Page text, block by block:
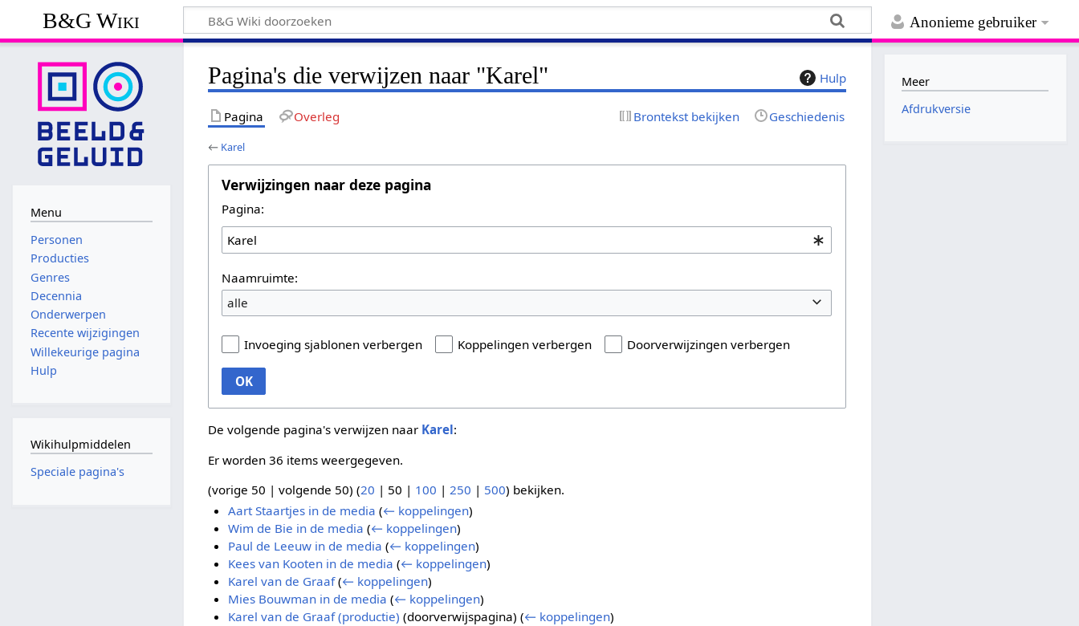
Anonieme gebruiker
B&G Wiki
Hulp
Pagina's die verwijzen naar "Karel"
Pagina Overleg Brontekst bekijken Geschiedenis
← Karel
Verwijzingen naar deze pagina
Pagina:
Naamruimte:
alle
Invoeging sjablonen verbergen Koppelingen verbergen Doorverwijzingen verbergen
OK
De volgende pagina's verwijzen naar Karel:
Er worden 36 items weergegeven.
(vorige 50 |volgende 50) (20 | 50 | 100 | 250 | 500) bekijken.
Aart Staartjes in de media (← koppelingen)
Wim de Bie in de media (← koppelingen)
Paul de Leeuw in de media (← koppelingen)
Kees van Kooten in de media (← koppelingen)
Karel van de Graaf (← koppelingen)
Mies Bouwman in de media (← koppelingen)
Karel van de Graaf (productie) (doorverwijspagina) (← koppelingen)
Menu
Personen
Producties
Genres
Decennia
Onderwerpen
Recente wijzigingen
Willekeurige pagina
Hulp
Wikihulpmiddelen
Speciale pagina's
Meer
Afdrukversie